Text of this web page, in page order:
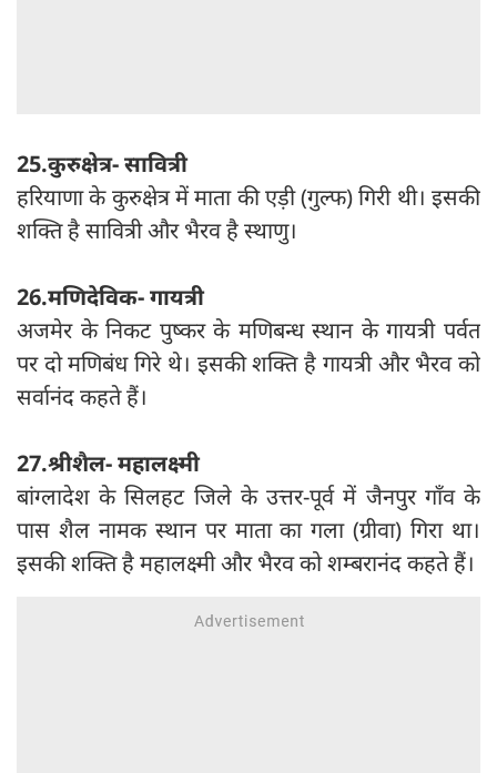
25.कुरुक्षेत्र- सावित्री
हरियाणा के कुरुक्षेत्र में माता की एड़ी (गुल्फ) गिरी थी। इसकी
शक्ति है सावित्री और भैरव है स्थाणु।
26.मणिदेविक- गायत्री
अजमेर के निकट पुष्कर के मणिबन्ध स्थान के गायत्री पर्वत
पर दो मणिबंध गिरे थे। इसकी शक्ति है गायत्री और भैरव को
सर्वानंद कहते हैं।
27.श्रीशैल- महालक्ष्मी
बांग्लादेश के सिलहट जिले के उत्तर-पूर्व में जैनपुर गाँव के
पास शैल नामक स्थान पर माता का गला (ग्रीवा) गिरा था।
इसकी शक्ति है महालक्ष्मी और भैरव को शम्बरानंद कहते हैं।